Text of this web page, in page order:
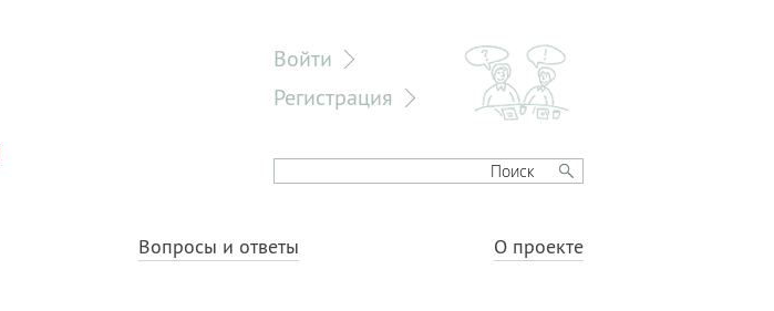
Войти
Регистрация
Вопросы и ответы О проекте